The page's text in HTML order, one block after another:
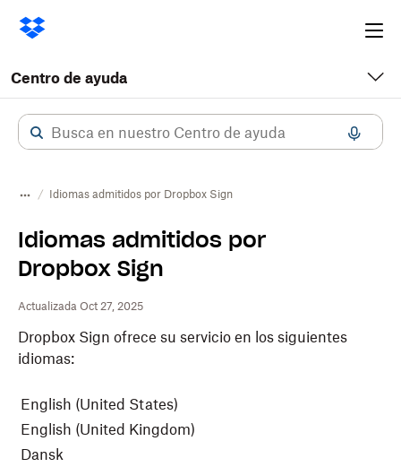
Centro de ayuda
Idiomas admitidos por Dropbox Sign
Idiomas admitidos por
Dropbox Sign
Actualizada Oct 27, 2025
Dropbox Sign ofrece su servicio en los siguientes
idiomas:
English (United States)
English (United Kingdom)
Dansk